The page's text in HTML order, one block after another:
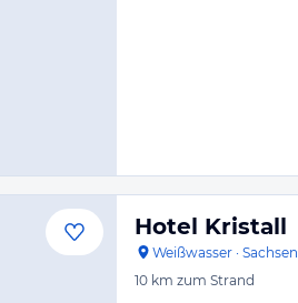
Hotel Kristall
Weißwasser · Sachsen
10 km zum Strand